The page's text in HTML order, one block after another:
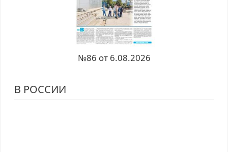
№86 от 6.08.2026
В РОССИИ